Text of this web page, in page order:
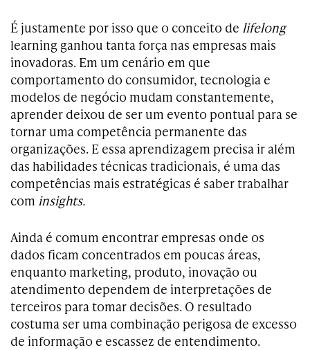
É justamente por isso que o conceito de lifelong
learning ganhou tanta força nas empresas mais
inovadoras. Em um cenário em que
comportamento do consumidor, tecnologia e
modelos de negócio mudam constantemente,
aprender deixou de ser um evento pontual para se
tornar uma competência permanente das
organizações. E essa aprendizagem precisa ir além
das habilidades técnicas tradicionais, é uma das
competências mais estratégicas é saber trabalhar
com insights.
Ainda é comum encontrar empresas onde os
dados ficam concentrados em poucas áreas,
enquanto marketing, produto, inovação ou
atendimento dependem de interpretações de
terceiros para tomar decisões. O resultado
costuma ser uma combinação perigosa de excesso
de informação e escassez de entendimento.